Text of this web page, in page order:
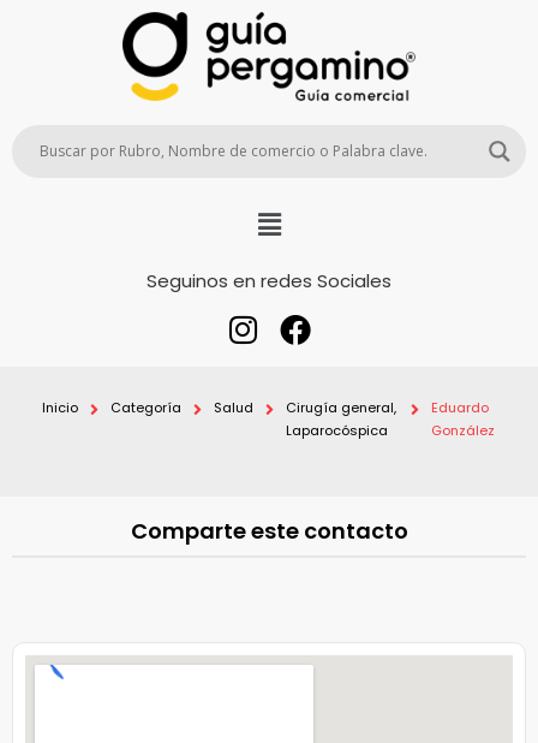
Seguinos en redes Sociales
Inicio Categoría Salud
Cirugía general,
Laparocóspica
Eduardo
González
Comparte este contacto